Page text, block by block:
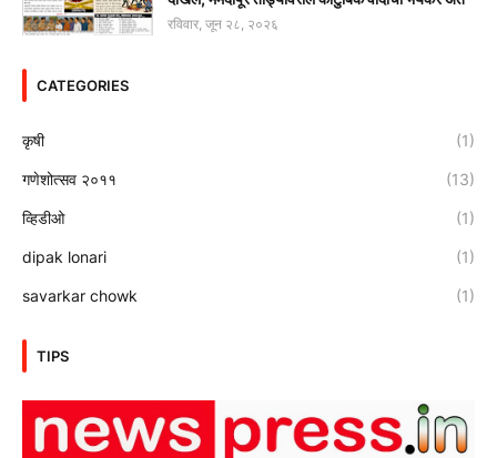
रविवार, जून २८, २०२६
CATEGORIES
कृषी (1)
गणेशोत्सव २०११ (13)
व्हिडीओ (1)
dipak lonari (1)
savarkar chowk (1)
TIPS